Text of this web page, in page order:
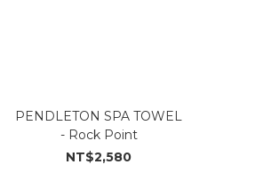
PENDLETON SPA TOWEL
- Rock Point
NT$2,580